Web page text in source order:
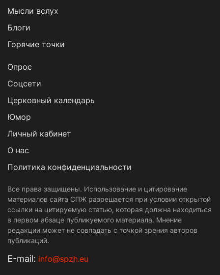
Мысли вслух
Блоги
Горячие точки
Опрос
Cоцсети
Церковный календарь
Юмор
Личный кабинет
О нас
Политика конфиденциальности
Все права защищены. Использование и цитирование
материалов сайта СПЖ разрешается при условии открытой
ссылки на цитируемую статью, которая должна находиться
в первом абзаце публикуемого материала. Мнение
редакции может не совпадать с точкой зрения авторов
публикаций.
Е-mail: info@spzh.eu